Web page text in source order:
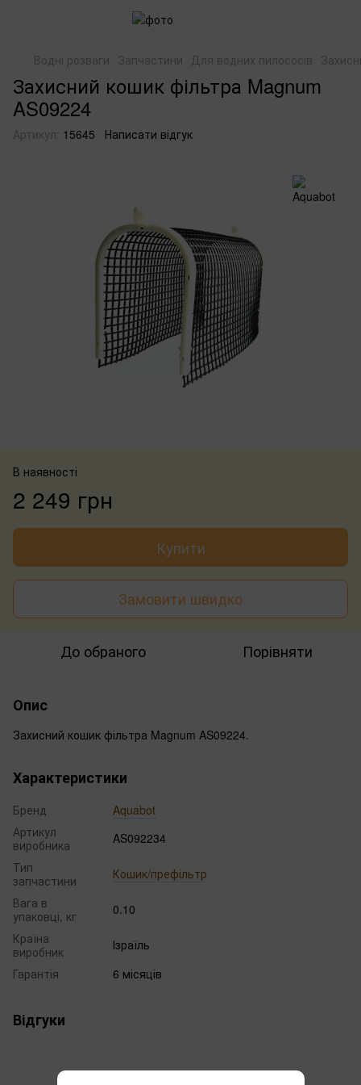
Водні розваги Запчастини Для водних пилососів
Захисний кошик фільтра Magnum
AS09224
Артикул: 15645 Написати відгук
В наявності
2 249 грн
Купити
Замовити швидко
До обраного Порівняти
Опис
Захисний кошик фільтра Magnum AS09224.
Характеристики
Бренд
Aquabot
Артикул
виробника
AS092234
Тип
запчастини
Кошик/префільтр
Вага в
упаковці, кг
0.10
Країна
виробник
Ізраїль
Гарантія
6 місяців
Відгуки